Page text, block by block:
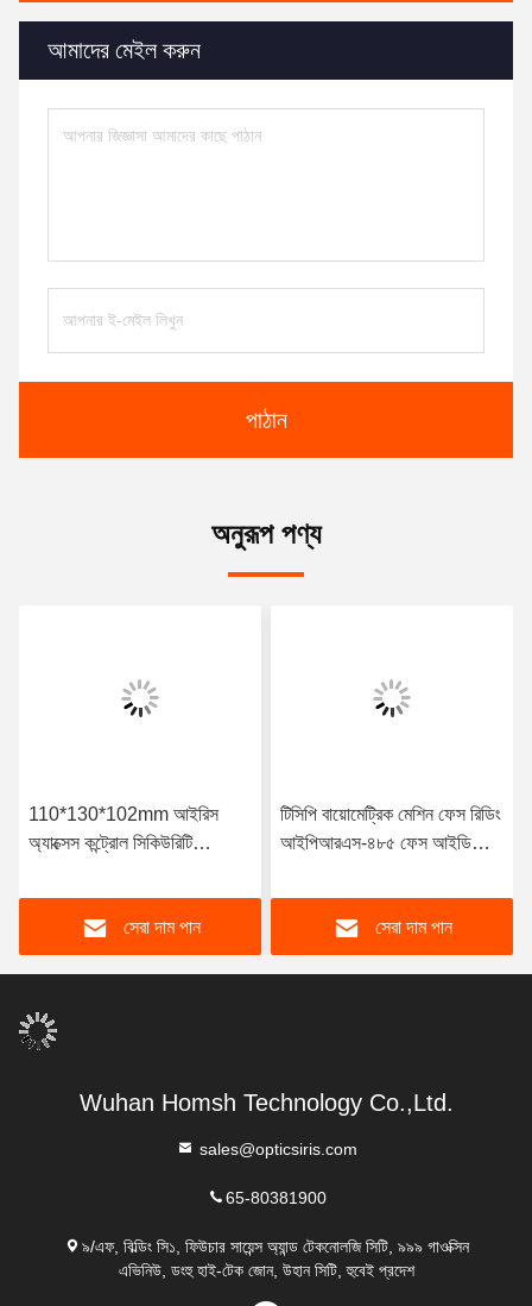
আমাদের মেইল করুন
পাঠান
অনুরূপ পণ্য
110*130*102mm আইরিস
অ্যাক্সেস কন্ট্রোল সিকিউরিটি
সেরা দাম পান
টিসিপি বায়োমেট্রিক মেশিন ফেস রিডিং
আইপিআরএস-৪৮৫ ফেস আইডি
সেরা দাম পান
Wuhan Homsh Technology Co.,Ltd.
sales@opticsiris.com
65-80381900
৯/এফ, বিল্ডিং সি১, ফিউচার সায়েন্স অ্যান্ড টেকনোলজি সিটি, ৯৯৯ গাওক্সিন
এভিনিউ, ডংহু হাই-টেক জোন, উহান সিটি, হুবেই প্রদেশ